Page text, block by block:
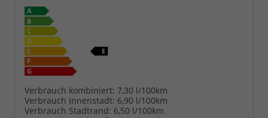
Verbrauch kombiniert: 7,30 l/100km
Verbrauch Innenstadt: 6,90 l/100km
Verbrauch Stadtrand: 6,50 l/100km